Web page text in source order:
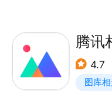
【视频美容】视频高
【视频剪辑】功能简
能画质修复，视频也
【美图AI全家桶】AI
腾讯
4.7
图库